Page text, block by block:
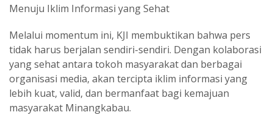
‎Menuju Iklim Informasi yang Sehat
‎Melalui momentum ini, KJI membuktikan bahwa pers
tidak harus berjalan sendiri-sendiri. Dengan kolaborasi
yang sehat antara tokoh masyarakat dan berbagai
organisasi media, akan tercipta iklim informasi yang
lebih kuat, valid, dan bermanfaat bagi kemajuan
masyarakat Minangkabau.